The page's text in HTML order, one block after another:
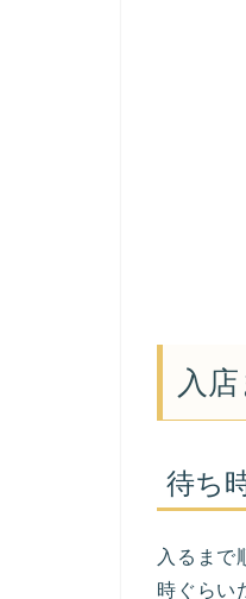
入
待ち
入るまで
時ぐらい